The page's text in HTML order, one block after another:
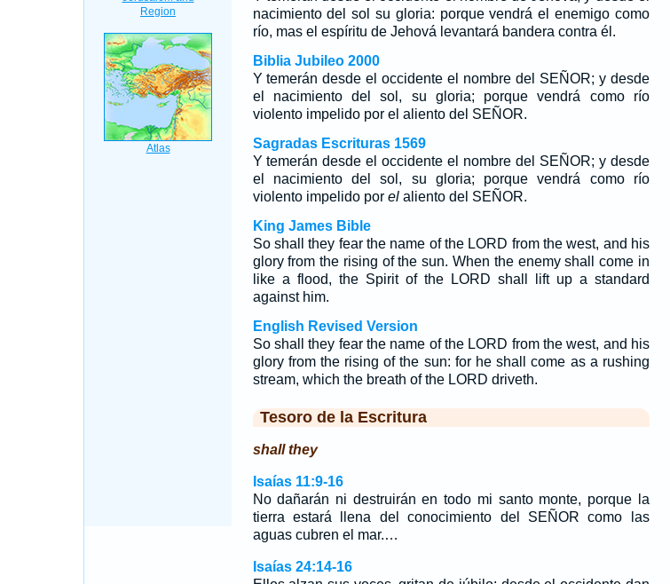
nacimiento del sol su gloria: porque vendrá el enemigo como
río, mas el espíritu de Jehová levantará bandera contra él.
Biblia Jubileo 2000
Y temerán desde el occidente el nombre del SEÑOR; y desde
el nacimiento del sol, su gloria; porque vendrá como río
violento impelido por el aliento del SEÑOR.
Sagradas Escrituras 1569
Y temerán desde el occidente el nombre del SEÑOR; y desde
el nacimiento del sol, su gloria; porque vendrá como río
violento impelido por elaliento del SEÑOR.
King James Bible
So shall they fear the name of the LORD from the west, and his
glory from the rising of the sun. When the enemy shall come in
like a flood, the Spirit of the LORD shall lift up a standard
against him.
English Revised Version
So shall they fear the name of the LORD from the west, and his
glory from the rising of the sun: for he shall come as a rushing
stream, which the breath of the LORD driveth.
Tesoro de la Escritura
shall they
Isaías 11:9-16
No dañarán ni destruirán en todo mi santo monte, porque la
tierra estará llena del conocimiento del SEÑOR como las
aguas cubren el mar.…
Isaías 24:14-16